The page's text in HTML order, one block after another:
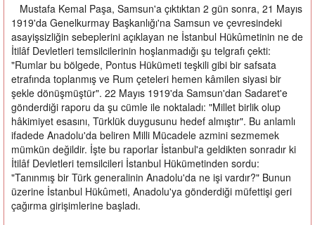
Mustafa Kemal Paşa, Samsun'a çıktıktan 2 gün sonra, 21 Mayıs
1919'da Genelkurmay Başkanlığı'na Samsun ve çevresindeki
asayişsizliğin sebeplerini açıklayan ne İstanbul Hükûmetinin ne de
İtilâf Devletleri temsilcilerinin hoşlanmadığı şu telgrafı çekti:
"Rumlar bu bölgede, Pontus Hükümeti teşkili gibi bir safsata
etrafında toplanmış ve Rum çeteleri hemen kâmilen siyasi bir
şekle dönüşmüştür". 22 Mayıs 1919'da Samsun'dan Sadaret'e
gönderdiği raporu da şu cümle ile noktaladı: "Millet birlik olup
hâkimiyet esasını, Türklük duygusunu hedef almıştır". Bu anlamlı
ifadede Anadolu'da beliren Milli Mücadele azmini sezmemek
mümkün değildir. İşte bu raporlar İstanbul'a geldikten sonradır ki
İtilâf Devletleri temsilcileri İstanbul Hükümetinden sordu:
"Tanınmış bir Türk generalinin Anadolu'da ne işi vardır?" Bunun
üzerine İstanbul Hükûmeti, Anadolu'ya gönderdiği müfettişi geri
çağırma girişimlerine başladı.